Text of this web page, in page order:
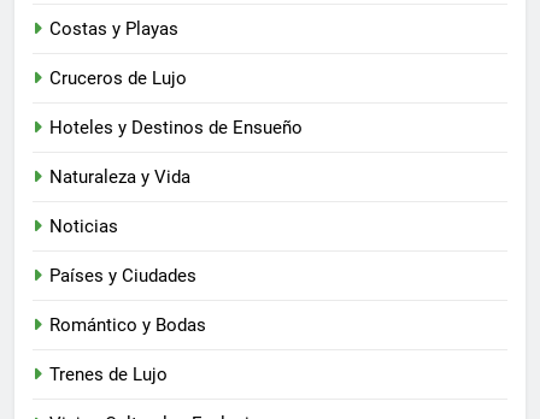
Costas y Playas
Cruceros de Lujo
Hoteles y Destinos de Ensueño
Naturaleza y Vida
Noticias
Países y Ciudades
Romántico y Bodas
Trenes de Lujo